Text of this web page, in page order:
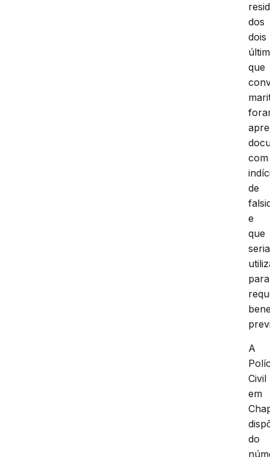
dos
dois
que
com
de
e
que
para
A
Civil
em
do